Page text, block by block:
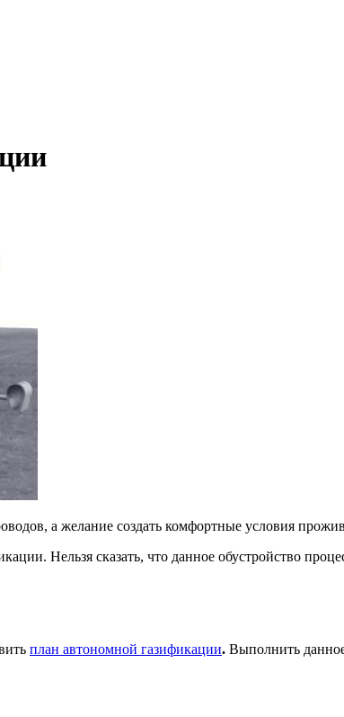
а желание создать комфортные условия
Нельзя сказать, что данное обустройство
план автономной газификации. Выполнить